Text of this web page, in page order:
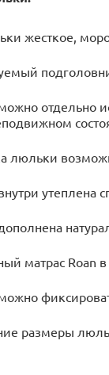
жесткое,
отдельно
люльки
утеплена
матрас Roan в
размеры